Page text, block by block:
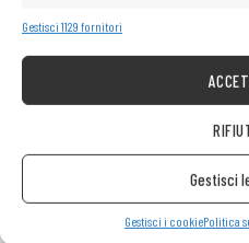
Gestisci 1129 fornitori
Gestisci
Gestisci i cookiePolitica